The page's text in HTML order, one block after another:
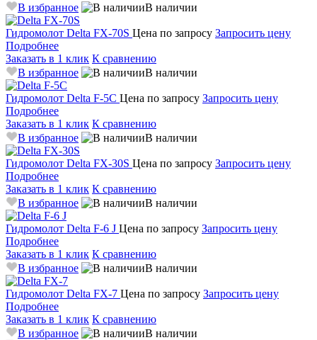
В избранное
В наличии
Гидромолот Delta FX-70S Цена по запросу Запросить цену
Подробнее
Заказать в 1 клик К сравнению
В избранное
В наличии
Гидромолот Delta F-5C Цена по запросу Запросить цену
Подробнее
Заказать в 1 клик К сравнению
В избранное
В наличии
Гидромолот Delta FX-30S Цена по запросу Запросить цену
Подробнее
Заказать в 1 клик К сравнению
В избранное
В наличии
Гидромолот Delta F-6 J Цена по запросу Запросить цену
Подробнее
Заказать в 1 клик К сравнению
В избранное
В наличии
Гидромолот Delta FX-7 Цена по запросу Запросить цену
Подробнее
Заказать в 1 клик К сравнению
В избранное
В наличии